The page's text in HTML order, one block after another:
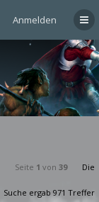
Anmelden
Seite 1 von 39 Die
Suche ergab 971 Treffer